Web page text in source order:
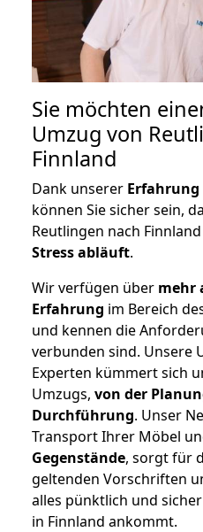
Sie möchten
Umzug von
Finnland
Dank unserer Erfahrung
können Sie sicher sein,
Reutlingen nach Finnland
Stress abläuft.
Wir verfügen über mehr
Erfahrung im Bereich
und kennen die
verbunden sind. Unsere
Experten kümmert sich
Umzugs, von der
Durchführung. Unser
Transport Ihrer Möbel
Gegenstände, sorgt für
geltenden Vorschriften
alles pünktlich und
in Finnland ankommt.